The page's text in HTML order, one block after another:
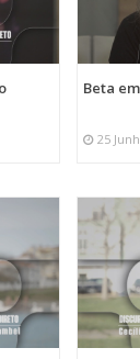
Beta
25